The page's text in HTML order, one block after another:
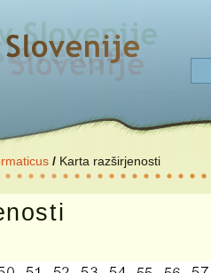
/ Karta razširjenosti